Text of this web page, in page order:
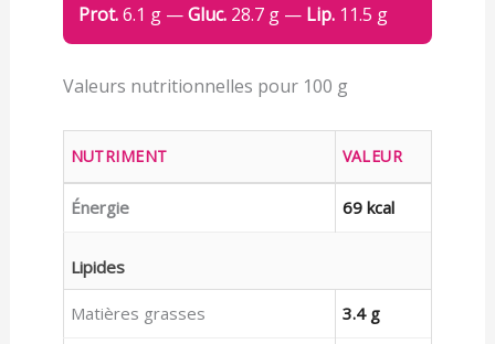
Prot.6.1 g —Gluc.28.7 g — Lip.11.5 g
Valeurs nutritionnelles pour 100 g
NUTRIMENT VALEUR
Énergie 69 kcal
Lipides
Matières grasses 3.4 g